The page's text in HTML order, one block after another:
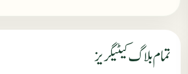
تمام بلاگ کیٹیگریز